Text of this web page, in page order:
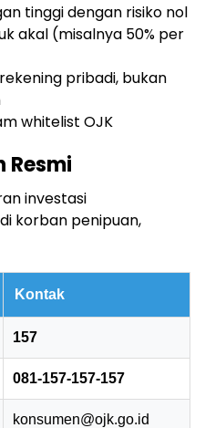
tinggi dengan risiko nol
akal (misalnya 50% per
pribadi, bukan
whitelist OJK
Resmi
investasi
korban penipuan,
Kontak
157
081-157-157-157
konsumen@ojk.go.id